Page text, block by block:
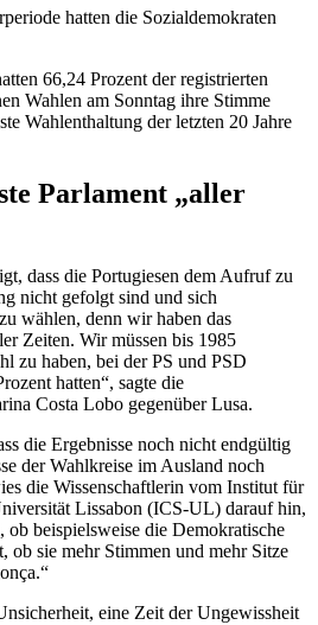
hatten die Sozialdemokraten
66,24 Prozent der registrierten
Wahlen am Sonntag ihre Stimme
Wahlenthaltung der letzten 20 Jahre
Parlament „aller
dass die Portugiesen dem Aufruf zu
nicht gefolgt sind und sich
wählen, denn wir haben das
Zeiten. Wir müssen bis 1985
zu haben, bei der PS und PSD
hatten“, sagte die
Costa Lobo gegenüber Lusa.
die Ergebnisse noch nicht endgültig
der Wahlkreise im Ausland noch
die Wissenschaftlerin vom Institut für
Lissabon (ICS-UL) darauf hin,
ob beispielsweise die Demokratische
ob sie mehr Stimmen und mehr Sitze
eine Zeit der Ungewissheit